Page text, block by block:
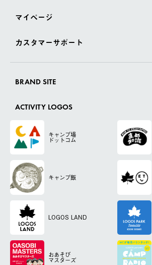
マイページ
カスタマーサポート
BRAND SITE
ACTIVITY LOGOS
キャンプ場
ドットコム
キャンプ飯
LOGOS LAND
おあそび
マスターズ